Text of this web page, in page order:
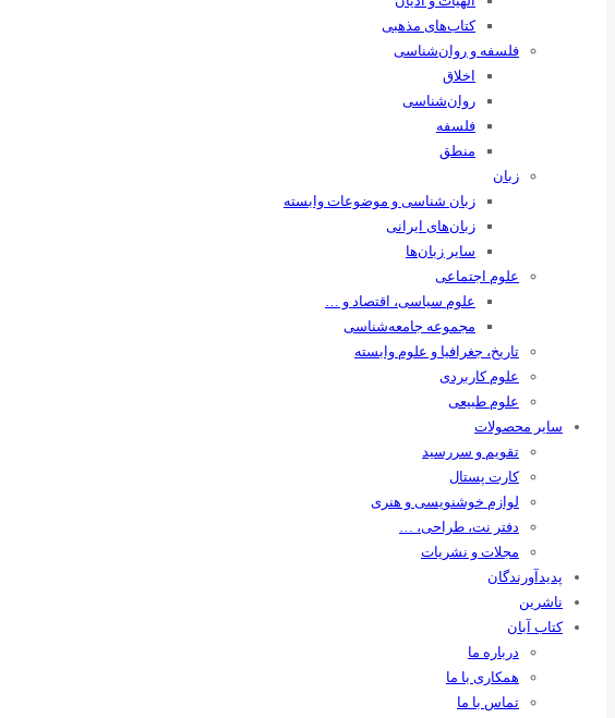
کتاب‌های مذهبی
فلسفه و روان‌شناسی
اخلاق
روان‌شناسی
فلسفه
منطق
زبان
زبان ‌شناسی و موضوعات وابسته
زبان‌های ایرانی
سایر زبان‌ها
علوم اجتماعی
علوم سیاسی، اقتصاد و …
مجموعه جامعه‌شناسی
تاریخ، جغرافیا و علوم وابسته
علوم کاربردی
علوم طبیعی
سایر محصولات
تقویم و سررسید
کارت پستال
لوازم خوشنویسی و هنری
دفتر نت، طراحی، …
مجلات و نشریات
پدیدآورندگان
ناشرین
کتاب آبان
درباره ما
همکاری با ما
تماس با ما